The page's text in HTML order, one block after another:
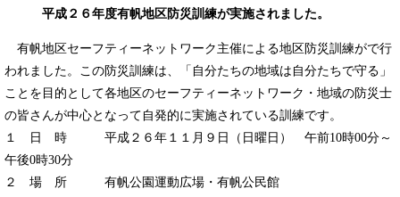
平成２６年度有帆地区防災訓練が実施されました。
有帆地区セーフティーネットワーク主催による地区防災訓練がで行
われました。この防災訓練は、「自分たちの地域は自分たちで守る」
ことを目的として各地区のセーフティーネットワーク・地域の防災士
の皆さんが中心となって自発的に実施されている訓練です。
１ 日 時 平成２６年１１月９日（日曜日） 午前10時00分～
午後0時30分
２ 場 所 有帆公園運動広場・有帆公民館